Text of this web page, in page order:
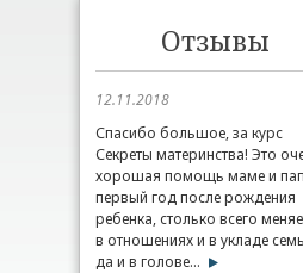
Отзывы
12.11.2018
Спасибо большое, за курс
Секреты материнства! Это
хорошая помощь маме и
первый год после рождения
ребенка, столько всего
в отношениях и в укладе
да и в голове...